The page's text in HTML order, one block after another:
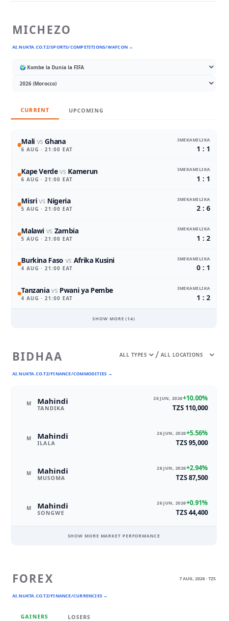
MICHEZO
AI.NUKTA.CO.TZ/SPORTS/COMPETITIONS/WAFCON →
CURRENT UPCOMING
Mali vsGhana
6 AUG · 21:00 EAT
IMEKAMILIKA
1 : 1
Kape Verdevs Kamerun
6 AUG · 21:00 EAT
IMEKAMILIKA
1 : 1
Misrivs Nigeria
5 AUG · 21:00 EAT
IMEKAMILIKA
2 : 6
Malawi vs Zambia
5 AUG · 21:00 EAT
IMEKAMILIKA
1 : 2
Burkina Faso vs Afrika Kusini
4 AUG · 21:00 EAT
IMEKAMILIKA
0 : 1
Tanzaniavs Pwani ya Pembe
4 AUG · 21:00 EAT
IMEKAMILIKA
1 : 2
SHOW MORE (14)
BIDHAA
AI.NUKTA.CO.TZ/FINANCE/COMMODITIES →
/
M Mahindi
TANDIKA
26 JUN, 2026+10.00%
TZS 110,000
M Mahindi
ILALA
26 JUN, 2026+5.56%
TZS 95,000
M Mahindi
MUSOMA
26 JUN, 2026+2.94%
TZS 87,500
M Mahindi
SONGWE
26 JUN, 2026+0.91%
TZS 44,400
SHOW MORE MARKET PERFORMANCE
FOREX
AI.NUKTA.CO.TZ/FINANCE/CURRENCIES →
7 AUG, 2026 · TZS
GAINERS LOSERS